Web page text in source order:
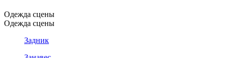
Одежда сцены
Одежда сцены
Задник